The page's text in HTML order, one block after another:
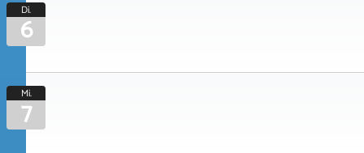
Di.
6
Mi.
7